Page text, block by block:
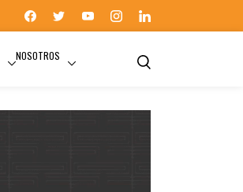
NOSOTROS